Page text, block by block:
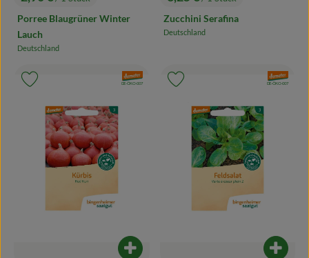
, Preis:
Porree Blaugrüner Winter
Lauch
, Herkunft:
Deutschland
, Preis:
Zucchini Serafina
, Herkunft:
Deutschland
Produkt zum Warenkorb hinzufügen
, Verband:
, Kontrollstelle:
DE-ÖKO-007
Produkt zu Favouriten hinzufügen
, Verband:
, Kontrollstelle:
DE-ÖKO-007
Produkt zu Favouriten hinzufügen